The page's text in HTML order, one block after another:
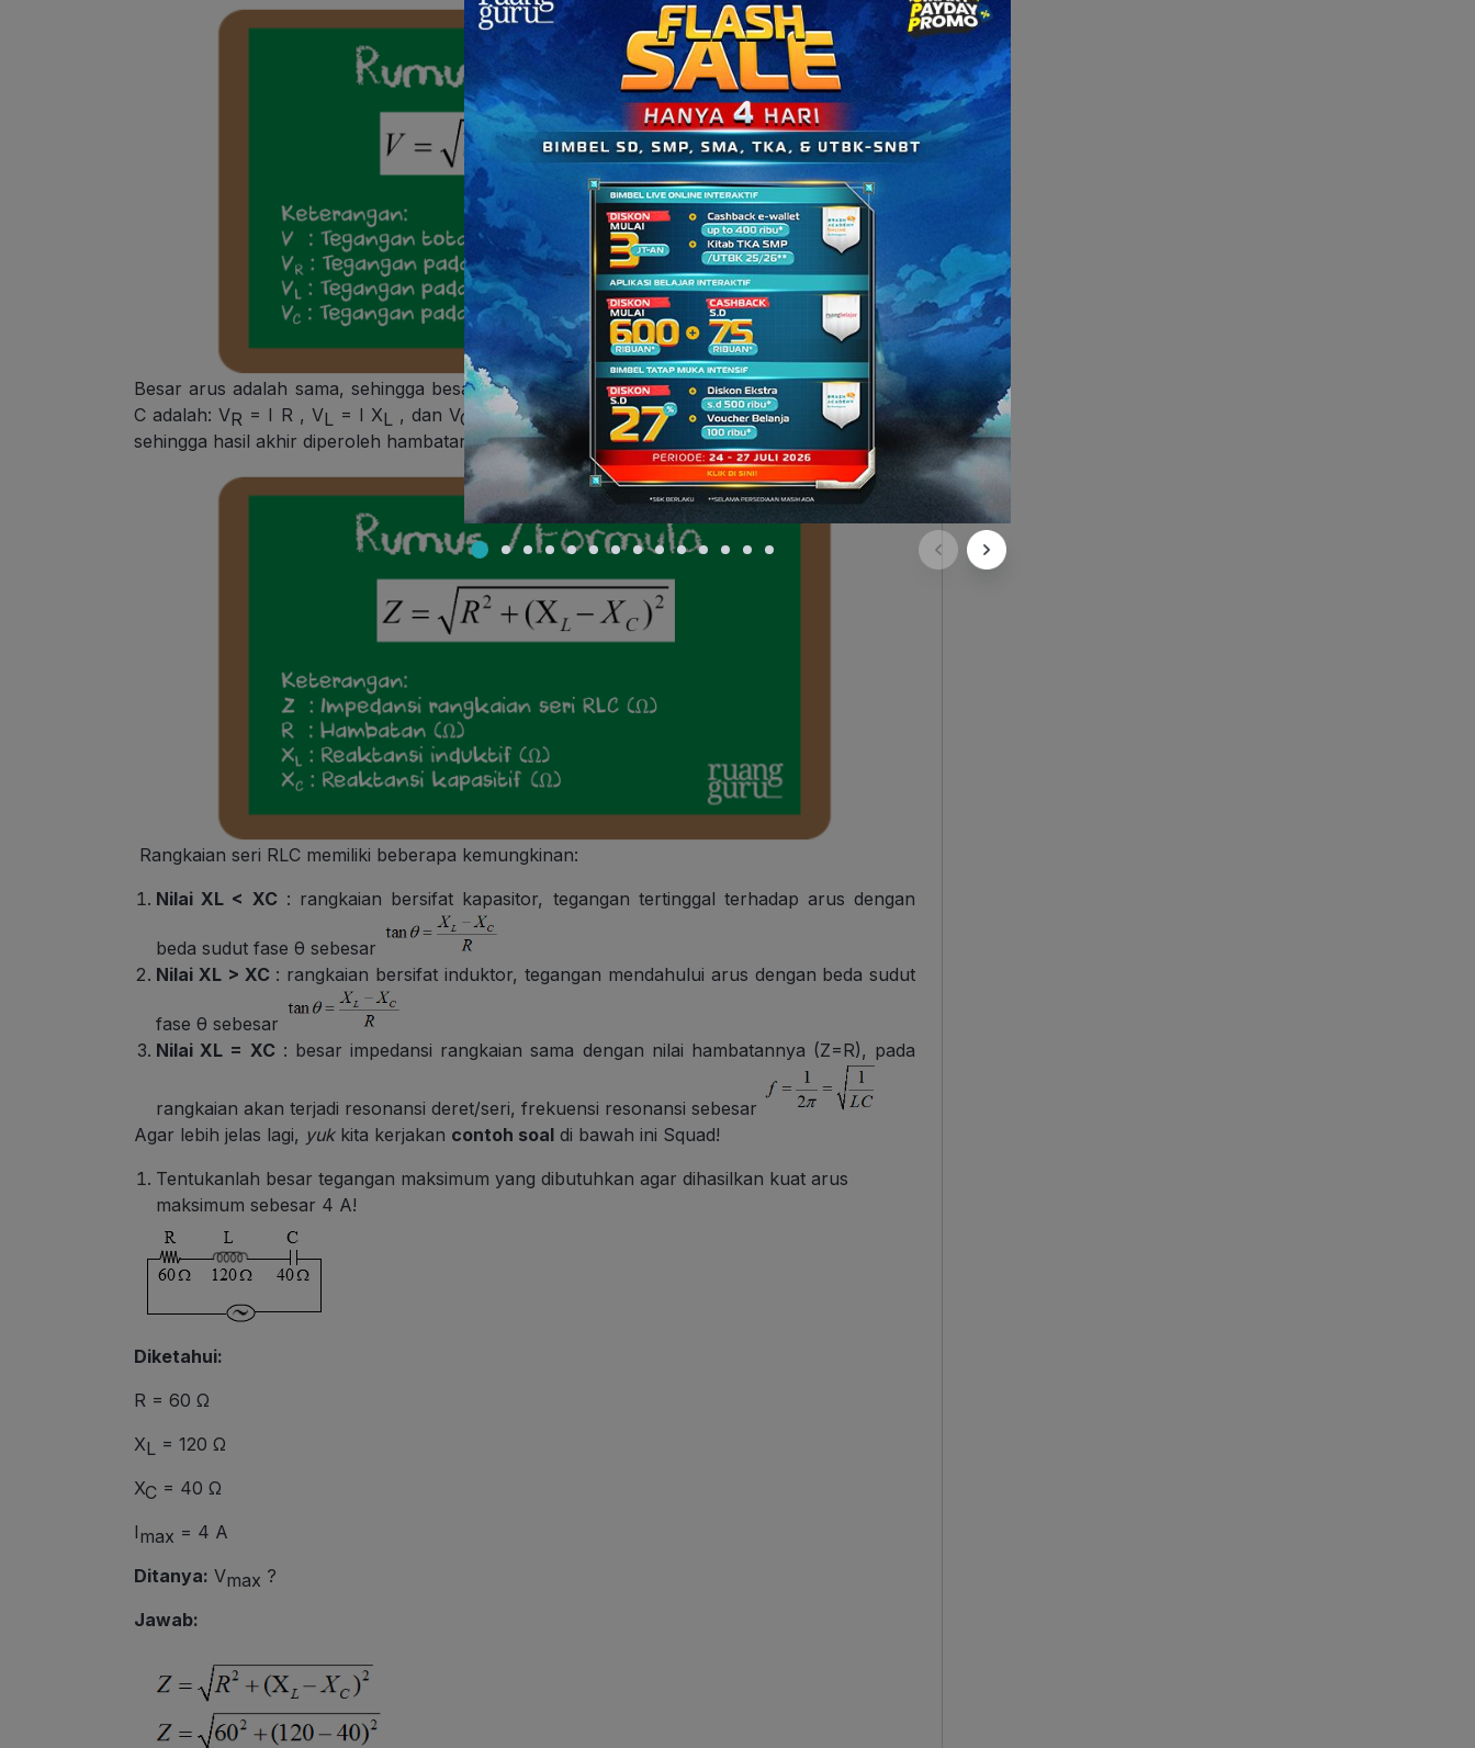
Besar arus adalah sama, sehingga besar tegangan pada masing-masing komponen R, L dan
C adalah: VR = I R , VL = I XL , dan VC = I XC. Subsitusikan ke dalam rumus tegangan jepit
sehingga hasil akhir diperoleh hambatan total atau impedansi sebagai berikut:
Rangkaian seri RLC memiliki beberapa kemungkinan:
Nilai XL < XC: rangkaian bersifat kapasitor, tegangan tertinggal terhadap arus dengan
beda sudut fase θ sebesar
Nilai XL > XC: rangkaian bersifat induktor, tegangan mendahului arus dengan beda sudut
fase θ sebesar
Nilai XL = XC: besar impedansi rangkaian sama dengan nilai hambatannya (Z=R), pada
rangkaian akan terjadi resonansi deret/seri, frekuensi resonansi sebesar
Agar lebih jelas lagi, yuk kita kerjakan contoh soal di bawah ini Squad!
Tentukanlah besar tegangan maksimum yang dibutuhkan agar dihasilkan kuat arus
maksimum sebesar 4 A!
Diketahui:
R = 60 Ω
XL = 120 Ω
XC = 40 Ω
Imax = 4 A
Ditanya: Vmax ?
Jawab: